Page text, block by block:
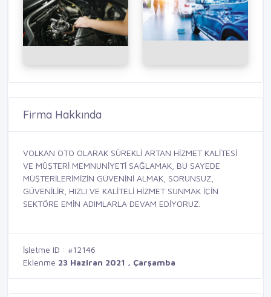
Firma Hakkında
VOLKAN OTO OLARAK SÜREKLİ ARTAN HİZMET KALİTESİ
VE MÜŞTERİ MEMNUNİYETİ SAĞLAMAK, BU SAYEDE
MÜŞTERİLERİMİZİN GÜVENİNİ ALMAK, SORUNSUZ,
GÜVENİLİR, HIZLI VE KALİTELİ HİZMET SUNMAK İÇİN
SEKTÖRE EMİN ADIMLARLA DEVAM EDİYORUZ.
İşletme ID : #12146
Eklenme 23 Haziran 2021 , Çarşamba